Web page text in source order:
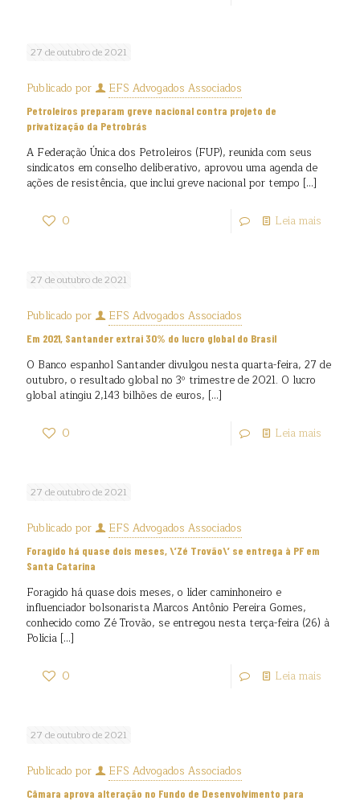
27 de outubro de 2021
Publicado por EFS Advogados Associados
Petroleiros preparam greve nacional contra projeto de
privatização da Petrobrás
A Federação Única dos Petroleiros (FUP), reunida com seus
sindicatos em conselho deliberativo, aprovou uma agenda de
ações de resistência, que inclui greve nacional por tempo […]
0 Leia mais
27 de outubro de 2021
Publicado por EFS Advogados Associados
Em 2021, Santander extrai 30% do lucro global do Brasil
O Banco espanhol Santander divulgou nesta quarta-feira, 27 de
outubro, o resultado global no 3º trimestre de 2021. O lucro
global atingiu 2,143 bilhões de euros, […]
0 Leia mais
27 de outubro de 2021
Publicado por EFS Advogados Associados
Foragido há quase dois meses, \’Zé Trovão\’ se entrega à PF em
Santa Catarina
Foragido há quase dois meses, o líder caminhoneiro e
influenciador bolsonarista Marcos Antônio Pereira Gomes,
conhecido como Zé Trovão, se entregou nesta terça-feira (26) à
Polícia […]
0 Leia mais
27 de outubro de 2021
Publicado por EFS Advogados Associados
Câmara aprova alteração no Fundo de Desenvolvimento para